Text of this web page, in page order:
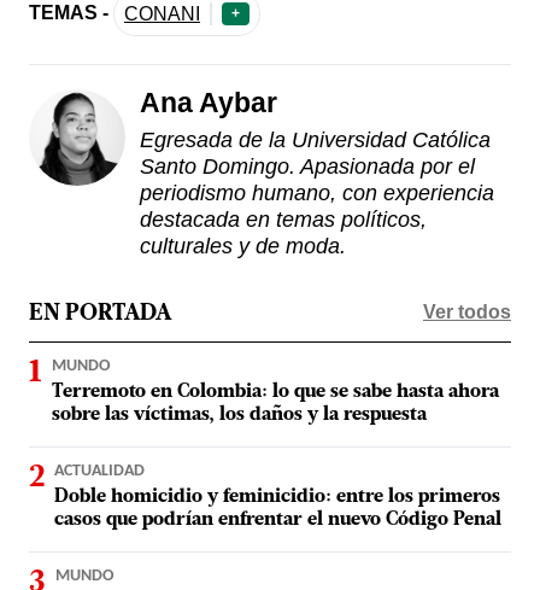
TEMAS - CONANI +
Ana Aybar
Egresada de la Universidad Católica
Santo Domingo. Apasionada por el
periodismo humano, con experiencia
destacada en temas políticos,
culturales y de moda.
EN PORTADA Ver todos
MUNDO
Terremoto en Colombia: lo que se sabe hasta ahora
sobre las víctimas, los daños y la respuesta
ACTUALIDAD
Doble homicidio y feminicidio: entre los primeros
casos que podrían enfrentar el nuevo Código Penal
MUNDO